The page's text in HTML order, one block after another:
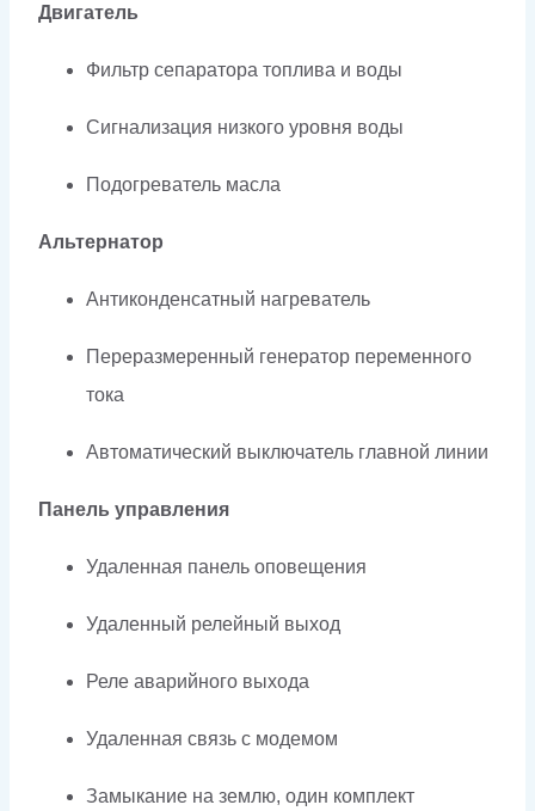
Двигатель
Фильтр сепаратора топлива и воды
Сигнализация низкого уровня воды
Подогреватель масла
Альтернатор
Антиконденсатный нагреватель
Переразмеренный генератор переменного
тока
Автоматический выключатель главной линии
Панель управления
Удаленная панель оповещения
Удаленный релейный выход
Реле аварийного выхода
Удаленная связь с модемом
Замыкание на землю, один комплект